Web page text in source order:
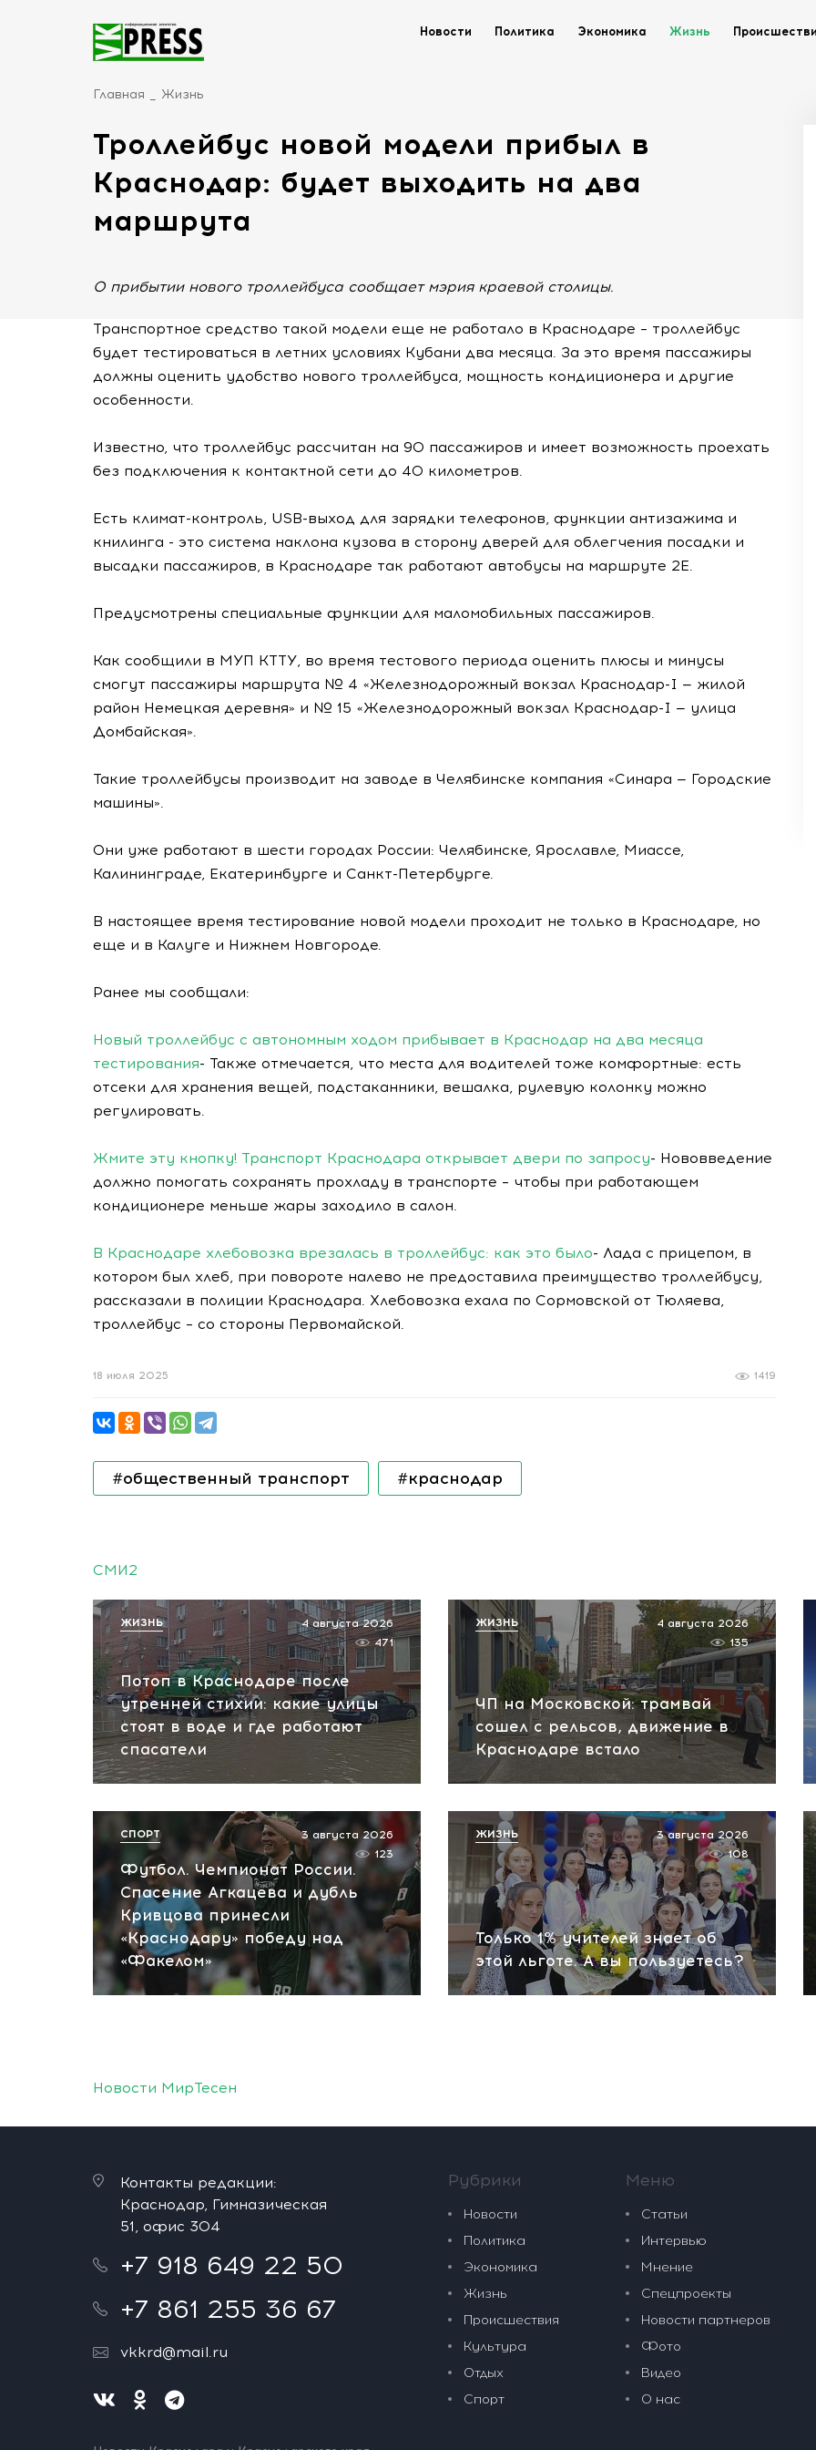
Новости Политика Экономика Жизнь
Главная Жизнь
Троллейбус новой модели прибыл в
Краснодар: будет выходить на два
маршрута
О прибытии нового троллейбуса сообщает мэрия краевой столицы.
Транспортное средство такой модели еще не работало в Краснодаре – троллейбус
будет тестироваться в летних условиях Кубани два месяца. За это время пассажиры
должны оценить удобство нового троллейбуса, мощность кондиционера и другие
особенности.
Известно, что троллейбус рассчитан на 90 пассажиров и имеет возможность проехать
без подключения к контактной сети до 40 километров.
Есть климат-контроль, USB-выход для зарядки телефонов, функции антизажима и
книлинга - это система наклона кузова в сторону дверей для облегчения посадки и
высадки пассажиров, в Краснодаре так работают автобусы на маршруте 2Е.
Предусмотрены специальные функции для маломобильных пассажиров.
Как сообщили в МУП КТТУ, во время тестового периода оценить плюсы и минусы
смогут пассажиры маршрута № 4 «Железнодорожный вокзал Краснодар-I — жилой
район Немецкая деревня» и № 15 «Железнодорожный вокзал Краснодар-I — улица
Домбайская».
Такие троллейбусы производит на заводе в Челябинске компания «Синара — Городские
машины».
Они уже работают в шести городах России: Челябинске, Ярославле, Миассе,
Калининграде, Екатеринбурге и Санкт-Петербурге.
В настоящее время тестирование новой модели проходит не только в Краснодаре, но
еще и в Калуге и Нижнем Новгороде.
Ранее мы сообщали:
Новый троллейбус с автономным ходом прибывает в Краснодар на два месяца
тестирования- Также отмечается, что места для водителей тоже комфортные: есть
отсеки для хранения вещей, подстаканники, вешалка, рулевую колонку можно
регулировать.
Жмите эту кнопку! Транспорт Краснодара открывает двери по запросу- Нововведение
должно помогать сохранять прохладу в транспорте – чтобы при работающем
кондиционере меньше жары заходило в салон.
В Краснодаре хлебовозка врезалась в троллейбус: как это было- Лада с прицепом, в
котором был хлеб, при повороте налево не предоставила преимущество троллейбусу,
рассказали в полиции Краснодара. Хлебовозка ехала по Сормовской от Тюляева,
троллейбус – со стороны Первомайской.
1419
18 июля 2025
#общественный транспорт #краснодар
СМИ2
Потоп в Краснодаре после
утренней стихии: какие улицы
стоят в воде и где работают
спасатели
4 августа 2026
471
ЖИЗНЬ
ЧП на Московской: трамвай
сошел с рельсов, движение в
Краснодаре встало
4 августа 2026
135
ЖИЗНЬ
Футбол. Чемпионат России.
Спасение Агкацева и дубль
Кривцова принесли
«Краснодару» победу над
«Факелом»
3 августа 2026
123
СПОРТ
Только 1% учителей знает об
этой льготе. А вы пользуетесь?
3 августа 2026
108
ЖИЗНЬ
Новости МирТесен
Контакты редакции:
Краснодар, Гимназическая
51, офис 304
+7 918 649 22 50
+7 861 255 36 67
vkkrd@mail.ru
Рубрики
Новости
Политика
Экономика
Жизнь
Происшествия
Культура
Отдых
Спорт
Меню
Статьи
Интервью
Мнение
Спецпроекты
Новости партнеров
Фото
Видео
О нас